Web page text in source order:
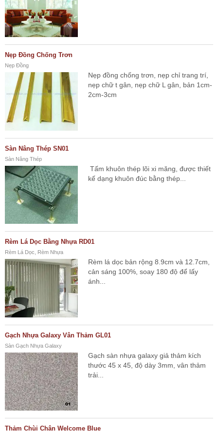
Nẹp Đồng Chống Trơn
Nẹp Đồng
Nẹp đồng chống trơn, nẹp chỉ trang trí,
nẹp chữ t gân, nẹp chữ L gân, bản 1cm-
2cm-3cm
Sàn Nâng Thép SN01
Sàn Nâng Thép
Tấm khuôn thép lõi xi măng, được thiết
kế dạng khuôn đúc bằng thép...
Rèm Lá Dọc Bằng Nhựa RD01
Rèm Lá Dọc, Rèm Nhựa
Rèm lá dọc bản rộng 8.9cm và 12.7cm,
cản sáng 100%, soay 180 độ để lấy
ánh...
Gạch Nhựa Galaxy Vân Thảm GL01
Sàn Gạch Nhựa Galaxy
Gạch sàn nhựa galaxy giả thảm kích
thước 45 x 45, độ dày 3mm, vân thảm
trải...
Thảm Chùi Chân Welcome Blue